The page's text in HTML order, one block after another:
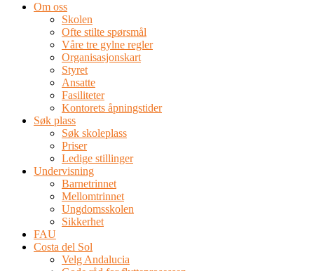
Om oss
Skolen
Ofte stilte spørsmål
Våre tre gylne regler
Organisasjonskart
Styret
Ansatte
Fasiliteter
Kontorets åpningstider
Søk plass
Søk skoleplass
Priser
Ledige stillinger
Undervisning
Barnetrinnet
Mellomtrinnet
Ungdomsskolen
Sikkerhet
FAU
Costa del Sol
Velg Andalucia